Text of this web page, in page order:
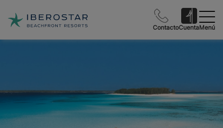
ContactoCuentaMenú